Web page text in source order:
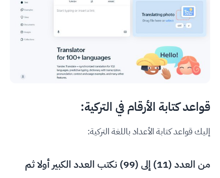
قواعد كتابة الأرقام في التركية:
إليك قواعد كتابة الأعداد باللغة التركية:
من العدد (11) إلى (99) نكتب العدد الكبير أولا ثم